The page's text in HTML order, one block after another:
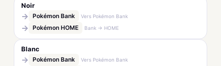
Noir
→ Pokémon Bank Vers Pokémon Bank
→ Pokémon HOME Bank → HOME
Blanc
→ Pokémon Bank Vers Pokémon Bank